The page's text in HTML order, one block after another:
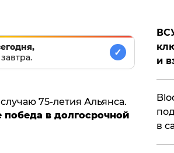
✓
75-летия Альянса.
в долгосрочной
и
в